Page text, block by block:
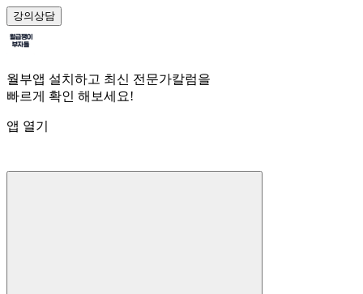
강의상담
월부앱 설치하고 최신 전문가칼럼을
빠르게 확인 해보세요!
앱 열기